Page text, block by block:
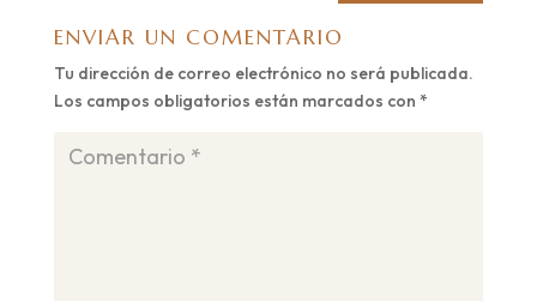
ENVIAR UN COMENTARIO
Tu dirección de correo electrónico no será publicada.
Los campos obligatorios están marcados con *